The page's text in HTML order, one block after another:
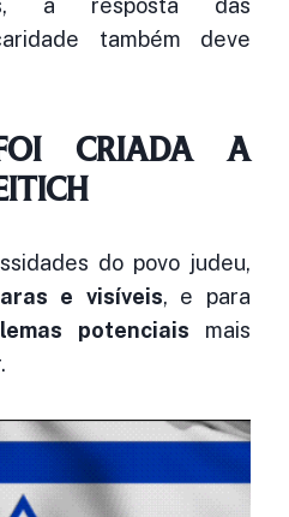
a resposta das
também deve
CRIADA A
do povo judeu,
e visíveis, e para
potenciais mais